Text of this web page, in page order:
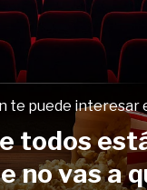
te puede interesar
todos
no vas a